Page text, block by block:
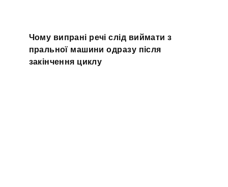
Чому випрані речі слід виймати з
пральної машини одразу після
закінчення циклу